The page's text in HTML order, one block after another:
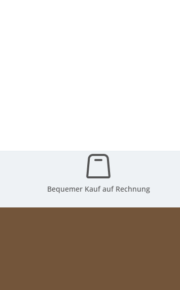
Bequemer Kauf auf Rechnung